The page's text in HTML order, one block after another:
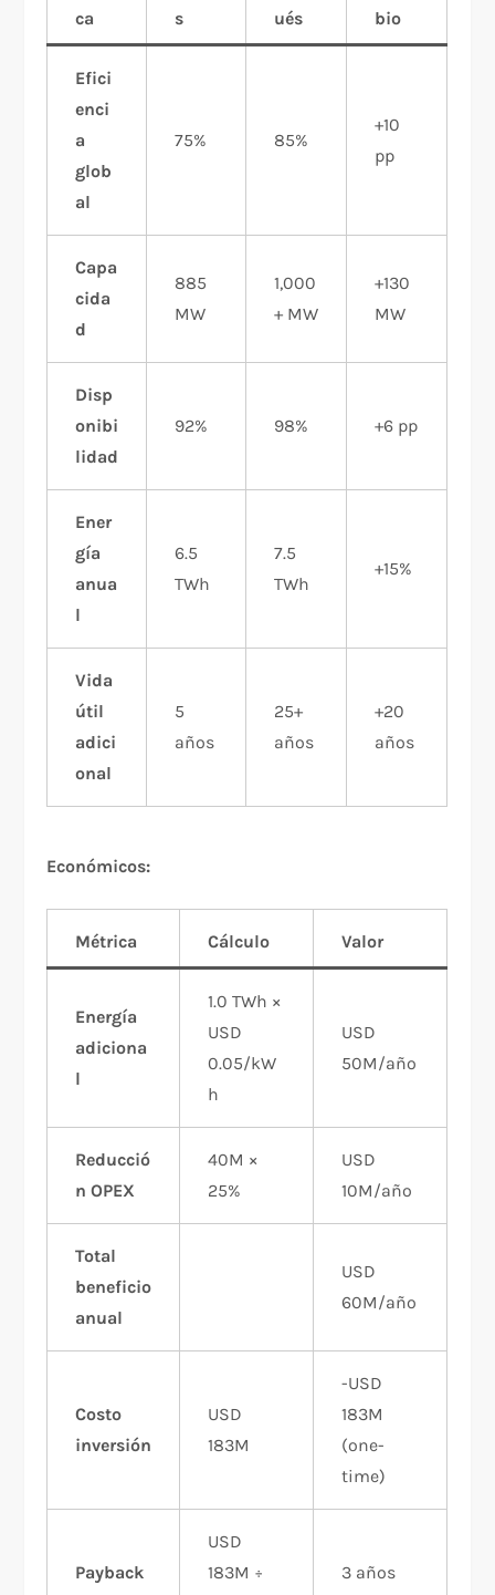
ca
s
ués
bio
Efici
enci
a
glob
al
75% 85%
+10
pp
Capa
cida
d
885
MW
1,000
+ MW
+130
MW
Disp
onibi
lidad
92% 98% +6 pp
Ener
gía
anua
l
6.5
TWh
7.5
TWh
+15%
Vida
útil
adici
onal
5
años
25+
años
+20
años
Económicos:
Métrica Cálculo Valor
Energía
adiciona
l
1.0 TWh ×
USD
0.05/kW
h
USD
50M/año
Reducció
n OPEX
40M ×
25%
USD
10M/año
Total
beneficio
anual
USD
60M/año
Costo
inversión
USD
183M
-USD
183M
(one-
time)
Payback
USD
183M ÷
3 años